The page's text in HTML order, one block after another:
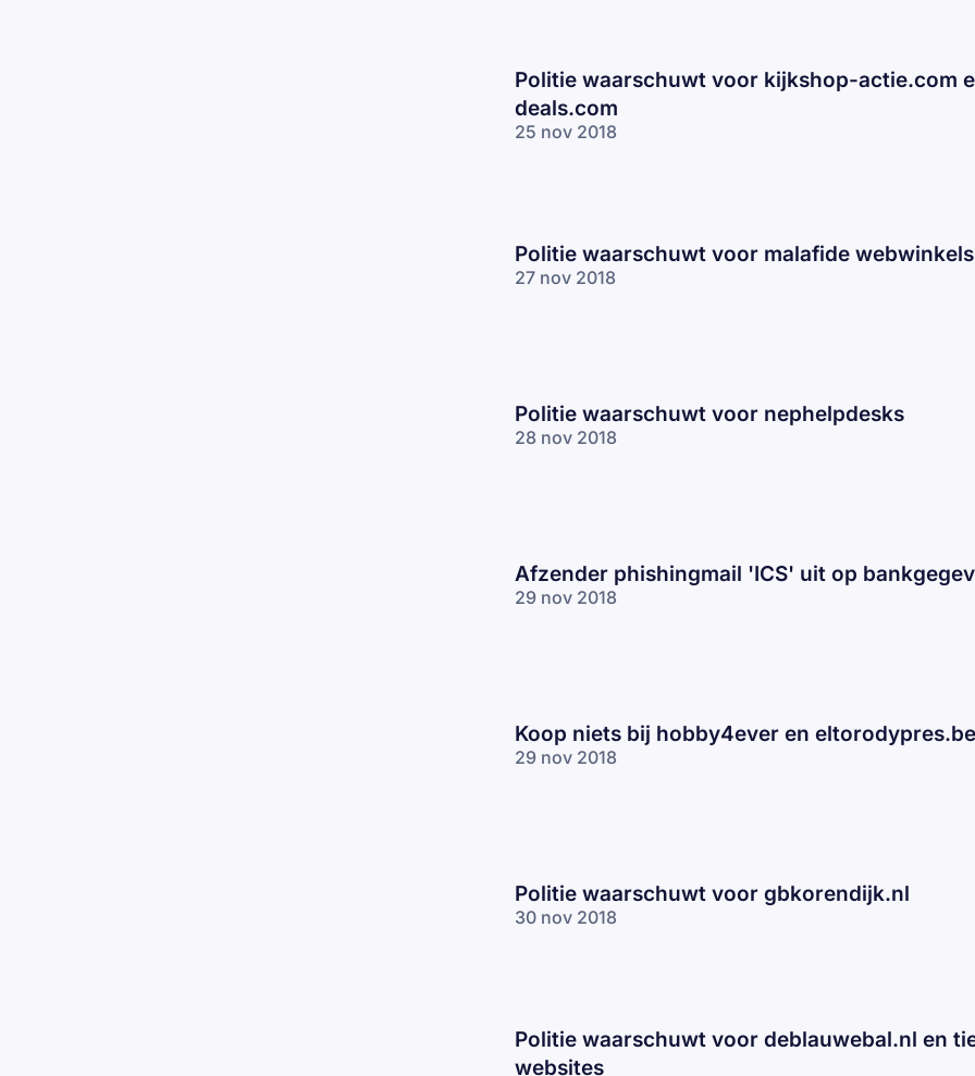
Politie waarschuwt voor kijkshop-actie.com
deals.com
25 nov 2018
Politie waarschuwt voor malafide webwinkels
27 nov 2018
Politie waarschuwt voor nephelpdesks
28 nov 2018
Afzender phishingmail 'ICS' uit op
29 nov 2018
Koop niets bij hobby4ever en eltorodypres.be
29 nov 2018
Politie waarschuwt voor gbkorendijk.nl
30 nov 2018
Politie waarschuwt voor deblauwebal.nl en
websites